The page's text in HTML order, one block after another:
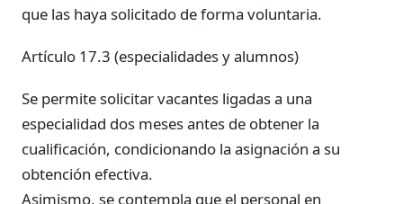
que las haya solicitado de forma voluntaria.
Artículo 17.3 (especialidades y alumnos)
Se permite solicitar vacantes ligadas a una
especialidad dos meses antes de obtener la
cualificación, condicionando la asignación a su
obtención efectiva.
Asimismo, se contempla que el personal en